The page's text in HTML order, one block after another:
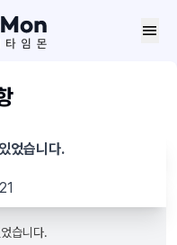
menu
었습니다.
습니다.